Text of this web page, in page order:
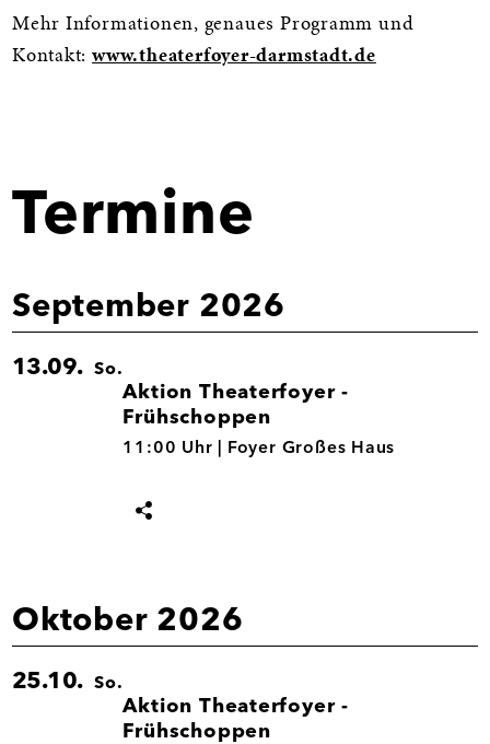
Mehr Informationen, genaues Programm und
Kontakt:www.theaterfoyer-darmstadt.de
Termine
September 2026
13.09. So.
Aktion Theaterfoyer -
Frühschoppen
13.09.
11:00 Uhr | Foyer Großes Haus
Termin
Oktober 2026
25.10. So.
Aktion Theaterfoyer -
Frühschoppen